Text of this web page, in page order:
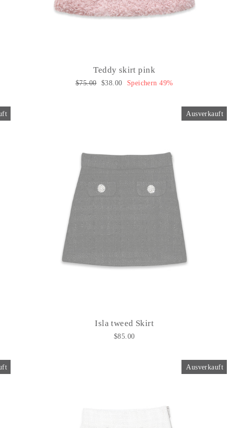
Teddy skirt pink
Normaler
$75.00 Sonderpreis
$38.00 Speichern 49%
Ausverkauft
Isla tweed Skirt
$85.00
Ausverkauft